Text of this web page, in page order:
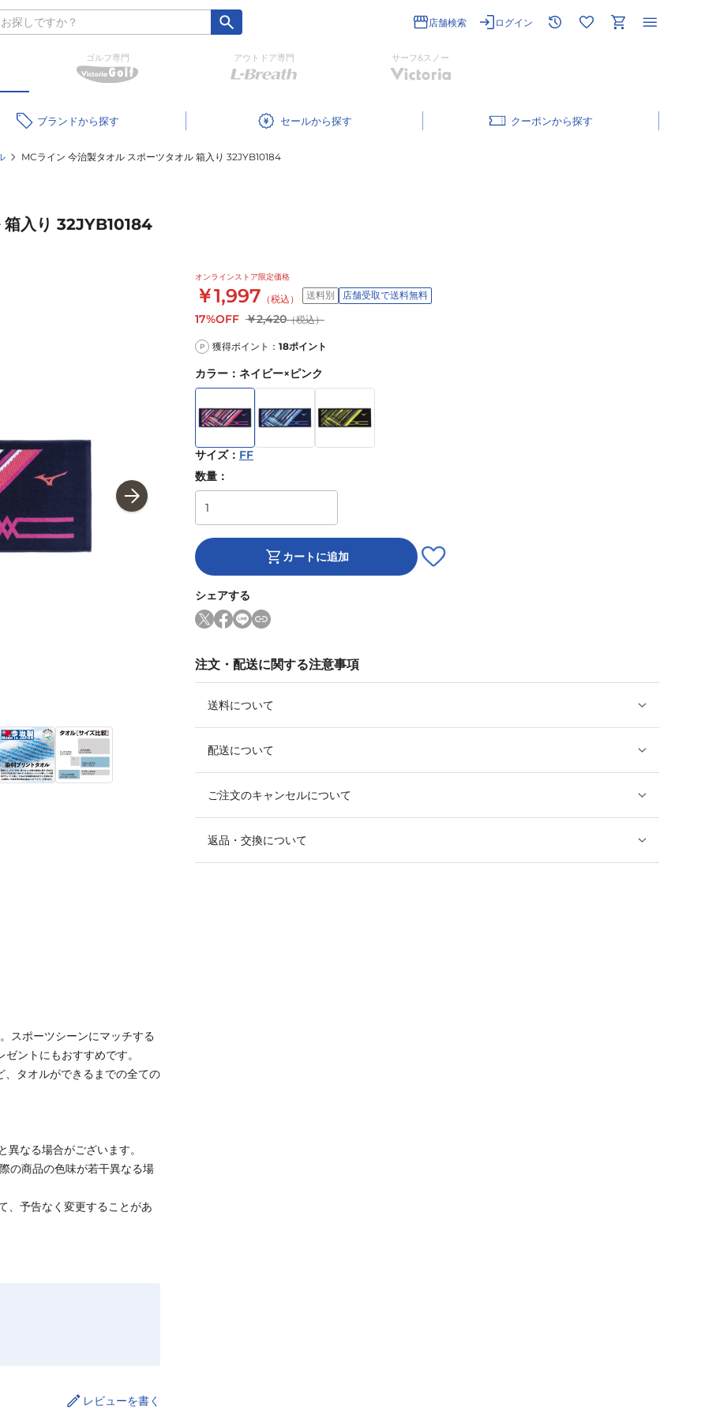
店舗検索 ログイン
ゴルフ専門 アウトドア専門 サーフ&スノー
ブランド セール クーポン
MCライン 今治製タオル スポーツタオル 箱入り 32JYB10184
箱入り 32JYB10184
オンラインストア限定価格
￥1,997 （税込） 送料別 店舗受取で送料無料
17%OFF ￥2,420（税込）
P 獲得ポイント： 18ポイント
カラー ： ネイビー×ピンク
サイズ： FF
数量：
カートに追加
シェアする
注文・配送に関する注意事項
送料について
配送について
ご注文のキャンセルについて
返品・交換について
スポーツシーンにマッチする
ントにもおすすめです。
タオルができるまでの全ての
なる場合がございます。
の商品の色味が若干異なる場
、予告なく変更することがあ
レビューを書く